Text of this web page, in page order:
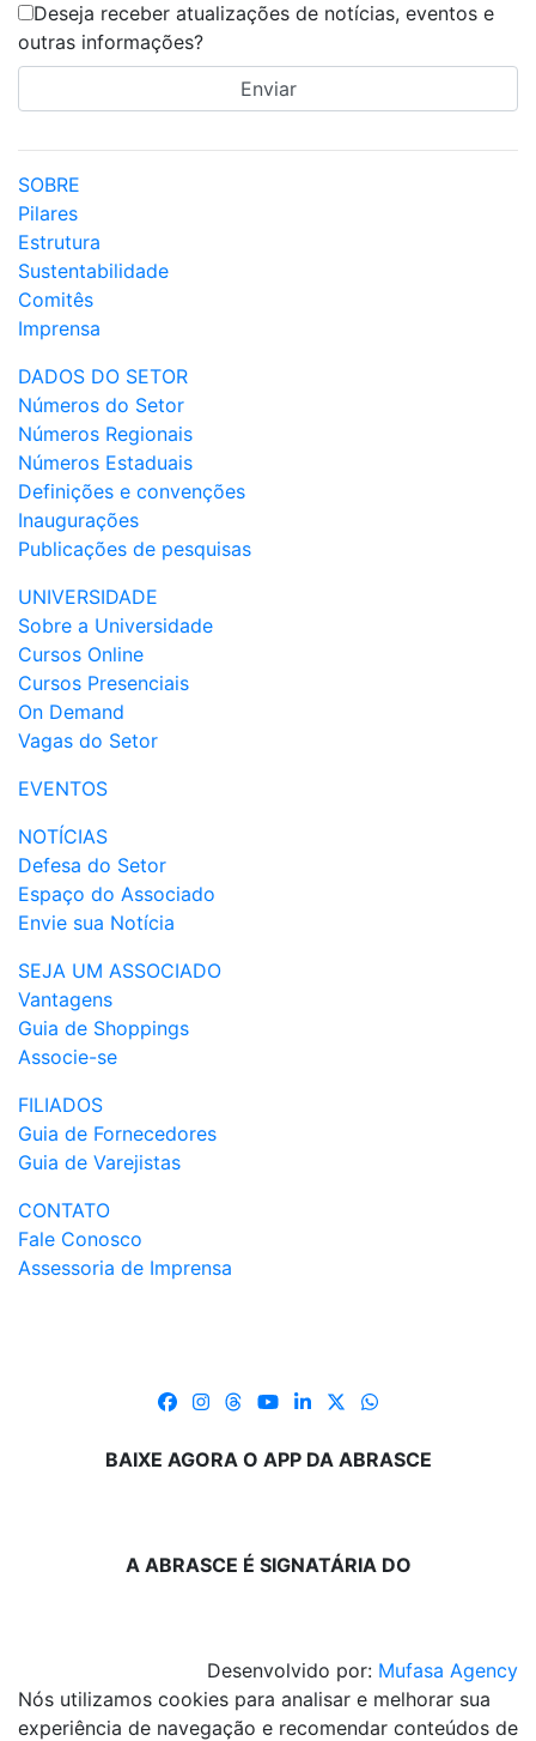
Deseja receber atualizações de notícias, eventos e
outras informações?
SOBRE
Pilares
Estrutura
Sustentabilidade
Comitês
Imprensa
DADOS DO SETOR
Números do Setor
Números Regionais
Números Estaduais
Definições e convenções
Inaugurações
Publicações de pesquisas
UNIVERSIDADE
Sobre a Universidade
Cursos Online
Cursos Presenciais
On Demand
Vagas do Setor
EVENTOS
NOTÍCIAS
Defesa do Setor
Espaço do Associado
Envie sua Notícia
SEJA UM ASSOCIADO
Vantagens
Guia de Shoppings
Associe-se
FILIADOS
Guia de Fornecedores
Guia de Varejistas
CONTATO
Fale Conosco
Assessoria de Imprensa
BAIXE AGORA O APP DA ABRASCE
A ABRASCE É SIGNATÁRIA DO
Desenvolvido por: Mufasa Agency
Nós utilizamos cookies para analisar e melhorar sua
experiência de navegação e recomendar conteúdos de